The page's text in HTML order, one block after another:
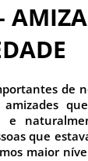
de
que
maior